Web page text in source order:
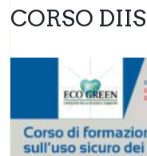
CORSO